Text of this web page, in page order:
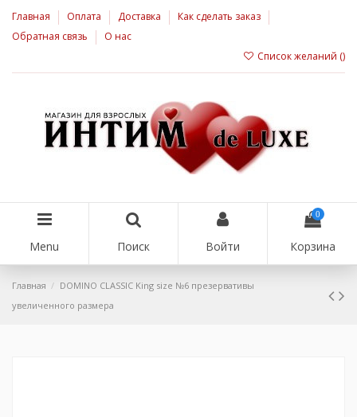
Главная Оплата Доставка
Как сделать заказ
Обратная связь
О нас
Список желаний ()
Menu Поиск Войти
0
Корзина
Главная
DOMINO CLASSIC King size №6 презервативы
увеличенного размера